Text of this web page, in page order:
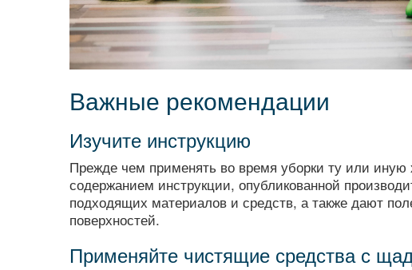
Важные рекомендации
Изучите инструкцию
Прежде чем применять во время уборки ту или
содержанием инструкции, опубликованной
подходящих материалов и средств, а также дают
поверхностей.
Применяйте чистящие средства с